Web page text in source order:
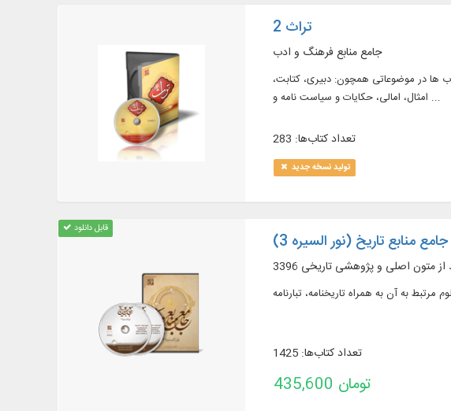
تراث 2
جامع منابع فرهنگ و ادب
دسته بندی کتاب ها در موضوعاتی همچون: دبیری، کتابت،
امثال، امالی، حکایات و سیاست نامه و ...
تعداد کتاب‌ها: 283
تولید نسخه جدید
قابل دانلود
جامع منابع تاریخ (نور السیره 3)
جلد از متون اصلی و پژوهشی تاریخی
تعداد کتاب‌ها: 1425
435,600 تومان